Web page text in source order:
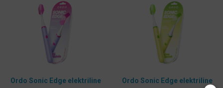
Ordo Sonic Edge elektriline
Ordo Sonic Edge elektriline